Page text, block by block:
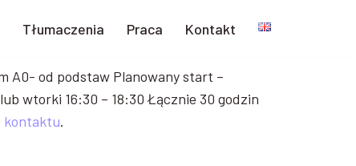
Tłumaczenia Praca Kontakt
A0- od podstaw Planowany start –
wtorki 16:30 – 18:30 Łącznie 30 godzin
kontaktu.